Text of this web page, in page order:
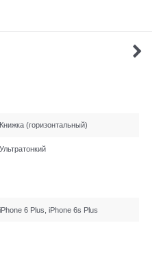
Книжка (горизонтальный)
Ультратонкий
iPhone 6 Plus, iPhone 6s Plus